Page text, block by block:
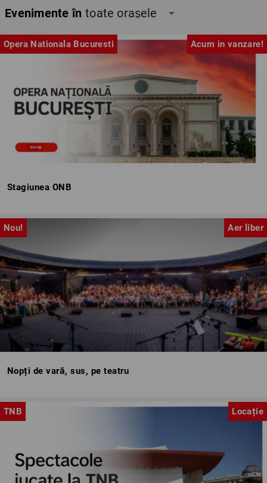
Evenimente în toate orașele arrow_drop_down
Opera Nationala Bucuresti Acum in vanzare!
Stagiunea ONB
Nou! Aer liber
Nopți de vară, sus, pe teatru
TNB Locație